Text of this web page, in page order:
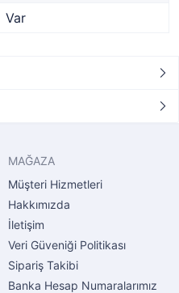
Var
MAĞAZA
Müşteri Hizmetleri
Hakkımızda
İletişim
Veri Güveniği Politikası
Sipariş Takibi
Banka Hesap Numaralarımız